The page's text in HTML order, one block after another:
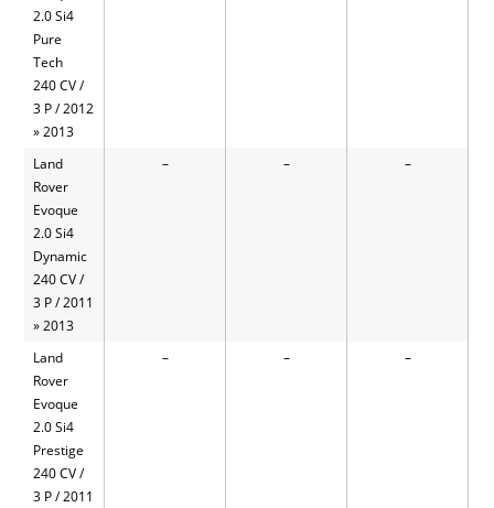
2.0 Si4
Pure
Tech
240 CV /
3 P / 2012
» 2013
Land
Rover
Evoque
2.0 Si4
Dynamic
240 CV /
3 P / 2011
» 2013
– – –
Land
Rover
Evoque
2.0 Si4
Prestige
240 CV /
3 P / 2011
– – –